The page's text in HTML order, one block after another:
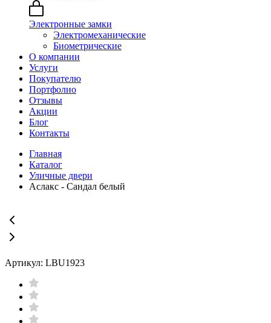
Электронные замки
Электромеханические
Биометрические
О компании
Услуги
Покупателю
Портфолио
Отзывы
Акции
Блог
Контакты
Главная
Каталог
Уличные двери
Аслакс - Сандал белый
Артикул: LBU1923